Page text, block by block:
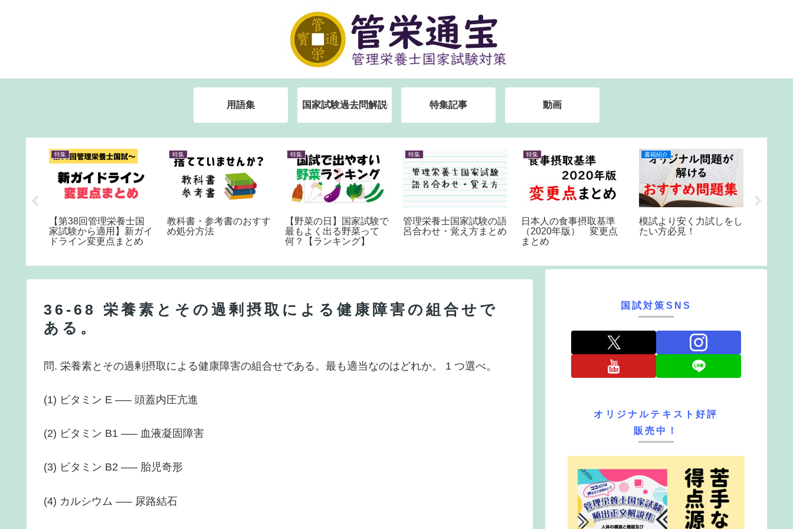
用語集 国家試験過去問解説 特集記事 動画
特集
【第38回管理栄養士国
家試験から適用】新ガイ
ドライン変更点まとめ
特集
教科書・参考書のおすす
め処分方法
特集
【野菜の日】国家試験で
最もよく出る野菜って
何？【ランキング】
特集
管理栄養士国家試験の語
呂合わせ・覚え方まとめ
特集
日本人の食事摂取基準
（2020年版） 変更点
まとめ
書籍紹介
模試より安く力試しをし
たい方必見！
36-68 栄養素とその過剰摂取による健康障害の組合せで
ある。
問. 栄養素とその過剰摂取による健康障害の組合せである。最も適当なのはどれか。 1 つ選べ。
(1) ビタミン E —– 頭蓋内圧亢進
(2) ビタミン B1 —– 血液凝固障害
(3) ビタミン B2 —– 胎児奇形
(4) カルシウム —– 尿路結石
国試対策SNS
オリジナルテキスト好評
販売中！